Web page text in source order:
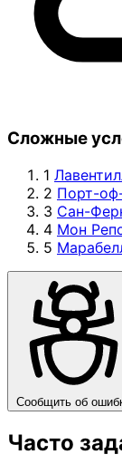
Сложные
1
2 Порт-
3 Сан-
4 Мон
5
Сообщить об
Часто